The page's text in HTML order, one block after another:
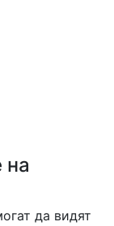
на
да видят